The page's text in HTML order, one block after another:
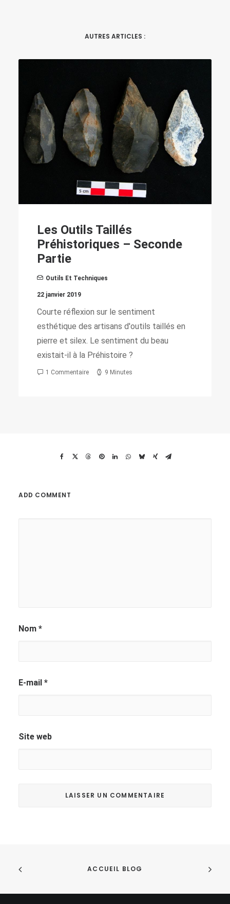
AUTRES ARTICLES :
Les Outils Taillés
Préhistoriques – Seconde
Partie
Outils Et Techniques
22 janvier 2019
Courte réflexion sur le sentiment
esthétique des artisans d'outils taillés en
pierre et silex. Le sentiment du beau
existait-il à la Préhistoire ?
1 Commentaire 9 Minutes
ADD COMMENT
Nom *
E-mail *
Site web
ACCUEIL BLOG